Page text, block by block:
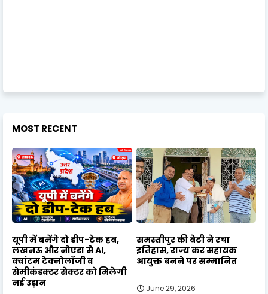
MOST RECENT
यूपी में बनेंगे दो डीप-टेक हब,
लखनऊ और नोएडा से AI,
क्वांटम टेक्नोलॉजी व
सेमीकंडक्टर सेक्टर को मिलेगी
नई उड़ान
समस्तीपुर की बेटी ने रचा
इतिहास, राज्य कर सहायक
आयुक्त बनने पर सम्मानित
June 29, 2026